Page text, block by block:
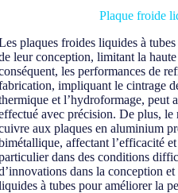
Plaque froide
plaques froides liquides à
leur conception, limitant la
les performances de
impliquant le cintrage
et l’hydroformage, peut
avec précision. De plus, le
aux plaques en aluminium
affectant l’efficacité
dans des conditions
dans la conception
à tubes pour améliorer la